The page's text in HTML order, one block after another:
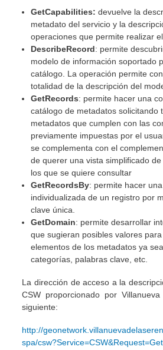
GetCapabilities: devuelve la
metadato del servicio y la
operaciones que permite realizar
DescribeRecord: permite
modelo de información soportado
catálogo. La operación permite
totalidad de la descripción del
GetRecords: permite hacer una
catálogo de metadatos solicitando
metadatos que cumplen con las
previamente impuestas por el
se complementa con el
de querer una vista simplificado
los que se quiere consultar
GetRecordsBy: permite hacer
individualizada de un registro por
clave única.
GetDomain: permite desarrollar
que sugieran posibles valores
elementos de los metadatos ya
categorías, palabras clave, etc.
La dirección de acceso a la
CSW proporcionado por
siguiente:
http://
spa/